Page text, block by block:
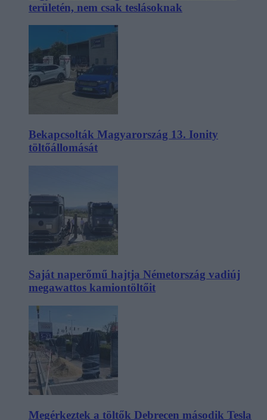
területén, nem csak teslásoknak
Bekapcsolták Magyarország 13. Ionity
töltőállomását
Saját naperőmű hajtja Németország vadiúj
megawattos kamiontöltőit
Megérkeztek a töltők Debrecen második Tesla